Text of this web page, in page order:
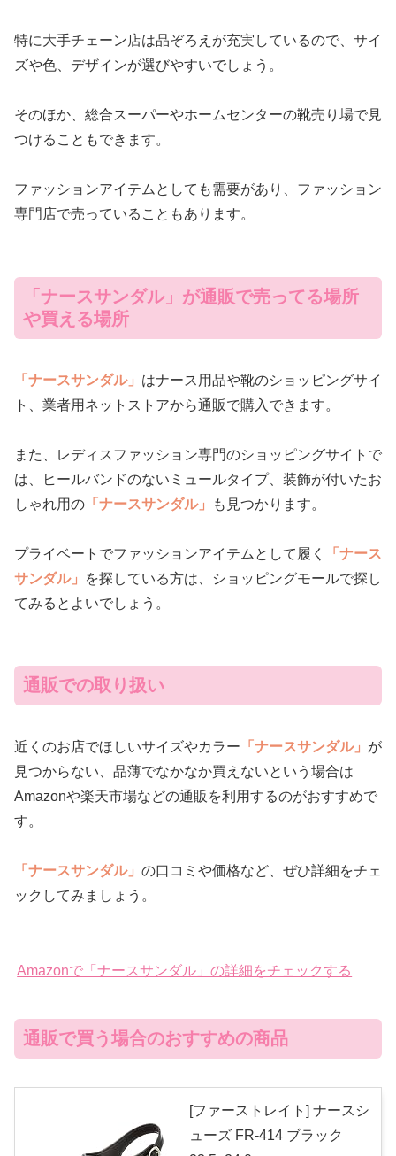
特に大手チェーン店は品ぞろえが充実しているので、サイ
ズや色、デザインが選びやすいでしょう。
そのほか、総合スーパーやホームセンターの靴売り場で見
つけることもできます。
ファッションアイテムとしても需要があり、ファッション
専門店で売っていることもあります。
「ナースサンダル」が通販で売ってる場所
や買える場所
「ナースサンダル」 はナース用品や靴のショッピングサイ
ト、業者用ネットストアから通販で購入できます。
また、レディスファッション専門のショッピングサイトで
は、ヒールバンドのないミュールタイプ、装飾が付いたお
しゃれ用の 「ナースサンダル」 も見つかります。
プライベートでファッションアイテムとして履く
「ナース
サンダル」
を探している方は、ショッピングモールで探し
てみるとよいでしょう。
通販での取り扱い
近くのお店でほしいサイズやカラー 「ナースサンダル」 が
見つからない、品薄でなかなか買えないという場合は
Amazonや楽天市場などの通販を利用するのがおすすめで
す。
「ナースサンダル」 の口コミや価格など、ぜひ詳細をチェ
ックしてみましょう。
Amazonで「ナースサンダル」の詳細をチェックする
通販で買う場合のおすすめの商品
[ファーストレイト] ナースシ
ューズ FR-414 ブラック